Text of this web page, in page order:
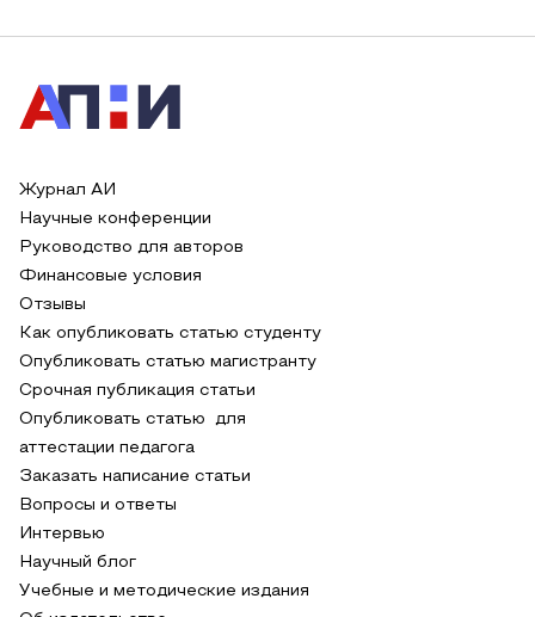
Журнал АИ
Научные конференции
Руководство для авторов
Финансовые условия
Отзывы
Как опубликовать статью студенту
Опубликовать статью магистранту
Срочная публикация статьи
Опубликовать статью для
аттестации педагога
Заказать написание статьи
Вопросы и ответы
Интервью
Научный блог
Учебные и методические издания